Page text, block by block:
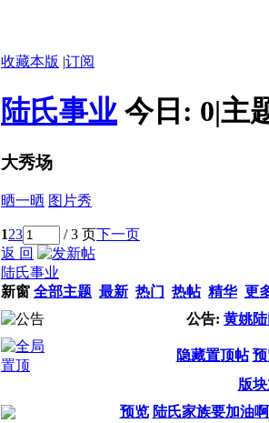
收藏本版 |订阅
陆氏事业 今日: 0|主
大秀场
晒一晒 图片秀
123 / 3 页下一页
返 回
陆氏事业
新窗 全部主题 最新 热门 热帖 精华 更
公告: 黄姚
隐藏置顶帖
版
预览 陆氏家族要加油